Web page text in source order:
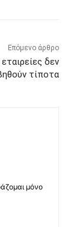
Επόμενο άρθρο
δεν
τίποτα
μόνο